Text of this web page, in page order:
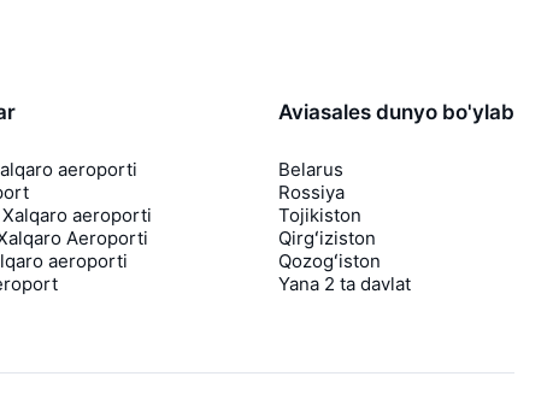
aeroporti
aeroporti
Aeroporti
aeroporti
Aviasales dunyo bo'ylab
Belarus
Rossiya
Tojikiston
Qirgʻiziston
Qozogʻiston
Yana 2 ta davlat